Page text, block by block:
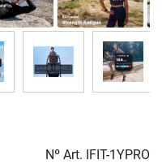
Nº Art. IFIT-1YPRO